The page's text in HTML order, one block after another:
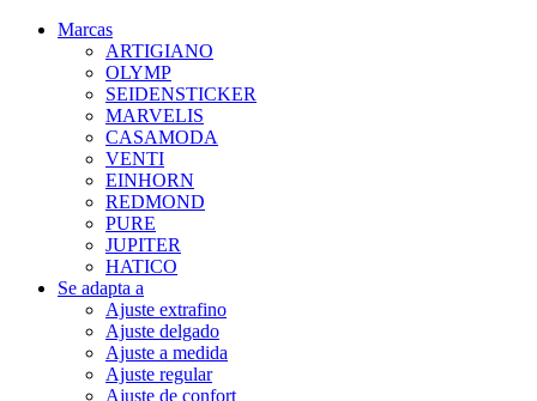
Marcas
ARTIGIANO
OLYMP
SEIDENSTICKER
MARVELIS
CASAMODA
VENTI
EINHORN
REDMOND
PURE
JUPITER
HATICO
Se adapta a
Ajuste extrafino
Ajuste delgado
Ajuste a medida
Ajuste regular
Ajuste de confort